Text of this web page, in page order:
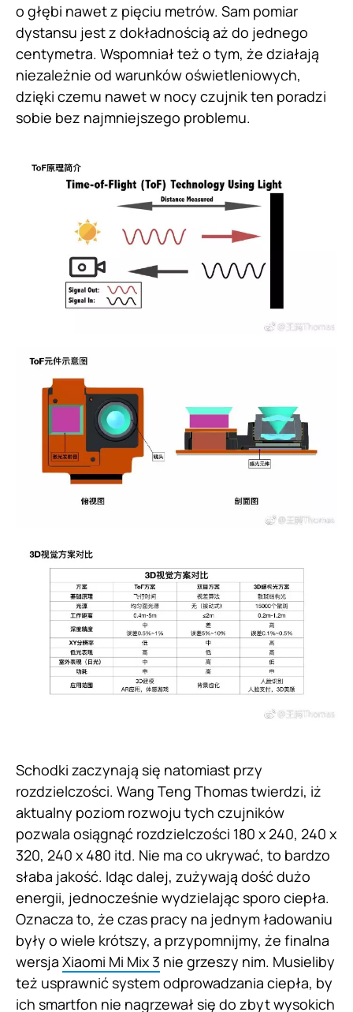
o głębi nawet z pięciu metrów. Sam pomiar
dystansu jest z dokładnością aż do jednego
centymetra. Wspomniał też o tym, że działają
niezależnie od warunków oświetleniowych,
dzięki czemu nawet w nocy czujnik ten poradzi
sobie bez najmniejszego problemu.
Schodki zaczynają się natomiast przy
rozdzielczości. Wang Teng Thomas twierdzi, iż
aktualny poziom rozwoju tych czujników
pozwala osiągnąć rozdzielczości 180 x 240, 240 x
320, 240 x 480 itd. Nie ma co ukrywać, to bardzo
słaba jakość. Idąc dalej, zużywają dość dużo
energii, jednocześnie wydzielając sporo ciepła.
Oznacza to, że czas pracy na jednym ładowaniu
były o wiele krótszy, a przypomnijmy, że finalna
wersja Xiaomi Mi Mix 3 nie grzeszy nim. Musieliby
też usprawnić system odprowadzania ciepła, by
ich smartfon nie nagrzewał się do zbyt wysokich